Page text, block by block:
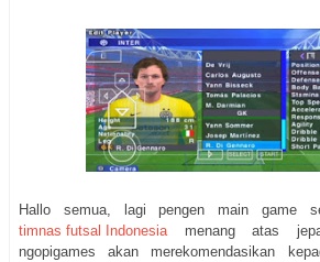
Hallo semua, lagi pengen main game
timnas futsal Indonesia menang atas
ngopigames akan merekomendasikan